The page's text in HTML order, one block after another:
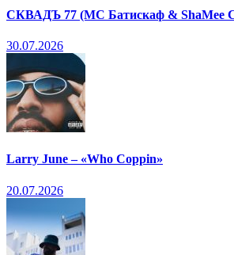
СКВАДЪ 77 (МС Батискаф & ShaMee
30.07.2026
Larry June – «Who Coppin»
20.07.2026